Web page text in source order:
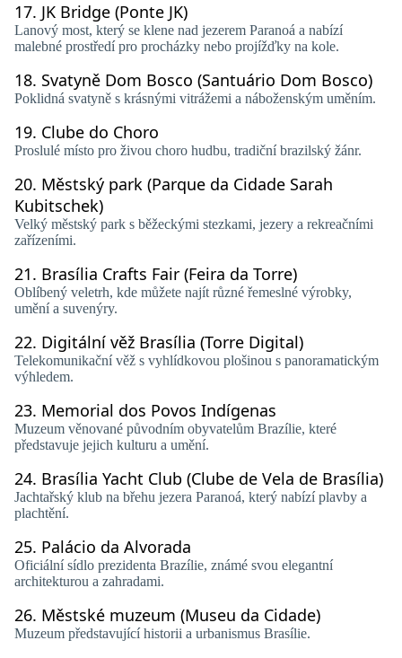
17. JK Bridge (Ponte JK)
Lanový most, který se klene nad jezerem Paranoá a nabízí
malebné prostředí pro procházky nebo projížďky na kole.
18. Svatyně Dom Bosco (Santuário Dom Bosco)
Poklidná svatyně s krásnými vitrážemi a náboženským uměním.
19. Clube do Choro
Proslulé místo pro živou choro hudbu, tradiční brazilský žánr.
20. Městský park (Parque da Cidade Sarah
Kubitschek)
Velký městský park s běžeckými stezkami, jezery a rekreačními
zařízeními.
21. Brasília Crafts Fair (Feira da Torre)
Oblíbený veletrh, kde můžete najít různé řemeslné výrobky,
umění a suvenýry.
22. Digitální věž Brasília (Torre Digital)
Telekomunikační věž s vyhlídkovou plošinou s panoramatickým
výhledem.
23. Memorial dos Povos Indígenas
Muzeum věnované původním obyvatelům Brazílie, které
představuje jejich kulturu a umění.
24. Brasília Yacht Club (Clube de Vela de Brasília)
Jachtařský klub na břehu jezera Paranoá, který nabízí plavby a
plachtění.
25. Palácio da Alvorada
Oficiální sídlo prezidenta Brazílie, známé svou elegantní
architekturou a zahradami.
26. Městské muzeum (Museu da Cidade)
Muzeum představující historii a urbanismus Brasílie.